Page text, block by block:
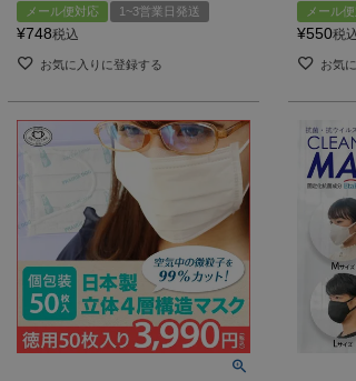
メール便対応 1~3営業日発送
¥748税込
お気に入りに登録する
メール
¥550税
お気